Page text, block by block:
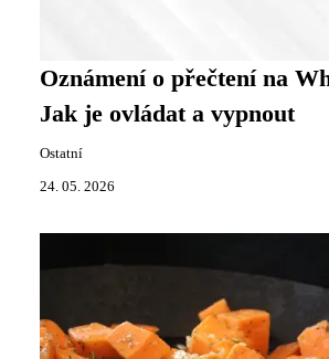
Oznámení o přečtení na
Jak je ovládat a vypnout
Ostatní
24. 05. 2026